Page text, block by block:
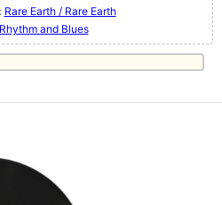
Rare Earth / Rare Earth
Rhythm and Blues